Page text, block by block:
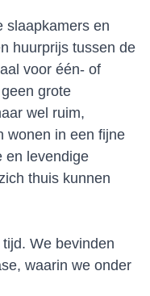
slaapkamers en
huurprijs tussen de
voor één- of
grote
wel ruim,
wonen in een fijne
en levendige
thuis kunnen
We bevinden
waarin we onder